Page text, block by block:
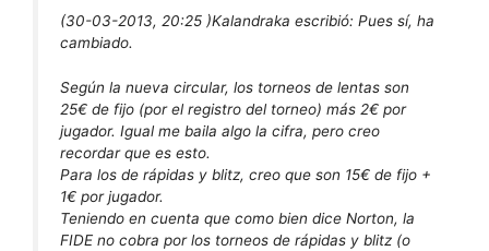
(30-03-2013, 20:25 )Kalandraka escribió: Pues sí, ha
cambiado.
Según la nueva circular, los torneos de lentas son
25€ de fijo (por el registro del torneo) más 2€ por
jugador. Igual me baila algo la cifra, pero creo
recordar que es esto.
Para los de rápidas y blitz, creo que son 15€ de fijo +
1€ por jugador.
Teniendo en cuenta que como bien dice Norton, la
FIDE no cobra por los torneos de rápidas y blitz (o